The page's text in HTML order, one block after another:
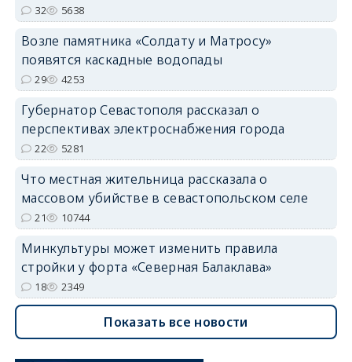
32 5638
Возле памятника «Солдату и Матросу»
появятся каскадные водопады
29 4253
Губернатор Севастополя рассказал о
перспективах электроснабжения города
22 5281
Что местная жительница рассказала о
массовом убийстве в севастопольском селе
21 10744
Минкультуры может изменить правила
стройки у форта «Северная Балаклава»
18 2349
Показать все новости